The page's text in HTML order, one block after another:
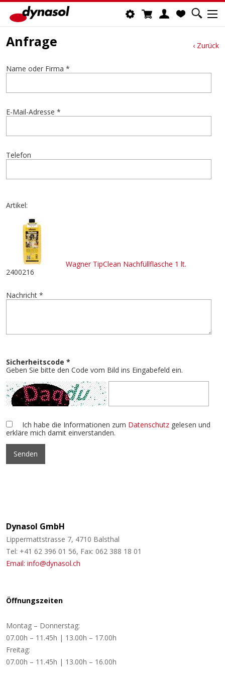
‹ Zurück
Anfrage
Name oder Firma *
E-Mail-Adresse *
Telefon
Artikel:
Wagner TipClean Nachfüllflasche 1 lt.
2400216
Nachricht *
Sicherheitscode *
Geben Sie bitte den Code vom Bild ins Eingabefeld ein.
Ich habe die Informationen zum Datenschutz gelesen und
erkläre mich damit einverstanden.
Dynasol GmbH
Lippermattstrasse 7, 4710 Balsthal
Tel: +41 62 396 01 56, Fax: 062 388 18 01
Email: info@dynasol.ch
Öffnungszeiten
Montag – Donnerstag:
07.00h – 11.45h | 13.00h – 17.00h
Freitag:
07.00h – 11.45h | 13.00h – 16.00h